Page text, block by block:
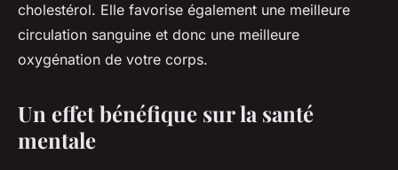
cholestérol. Elle favorise également une meilleure
circulation sanguine et donc une meilleure
oxygénation de votre corps.
Un effet bénéfique sur la santé
mentale